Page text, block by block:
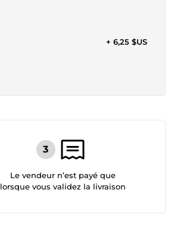
+ 6,25 $US
Le vendeur n’est payé que
lorsque vous validez la livraison